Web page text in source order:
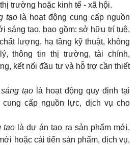
trường hoặc kinh tế - xã hội.
tạo là hoạt động cung cấp nguồn
sáng tạo, bao gồm: sở hữu trí tuệ,
lượng, hạ tầng kỹ thuật, không
thông tin thị trường, tài chính,
kết nối đầu tư và hỗ trợ cần thiết
tạo là hoạt động quy định tại
cấp nguồn lực, dịch vụ cho
tạo là dự án tạo ra sản phẩm mới,
hoặc cải tiến sản phẩm, dịch vụ,